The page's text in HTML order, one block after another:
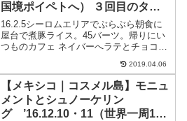
国境ポイペトへ） ３回目のタイ3
日目（世界一周5ヶ月と5日目）
16.2.5シーロムエリアでぶらぶら朝食に
屋台で煮豚ライス。45バーツ。帰りにい
つものカフェ ネイバーへラテとチョコブ
行機を検索するなら絶対これスカイスキ
ャナーで航空券比較検索いろんな航空会
社や旅行会...
2019.04.06
【メキシコ｜コスメル島】モニュ
メントとシュノーケリン
グ ’16.12.10・11（世界一周1年